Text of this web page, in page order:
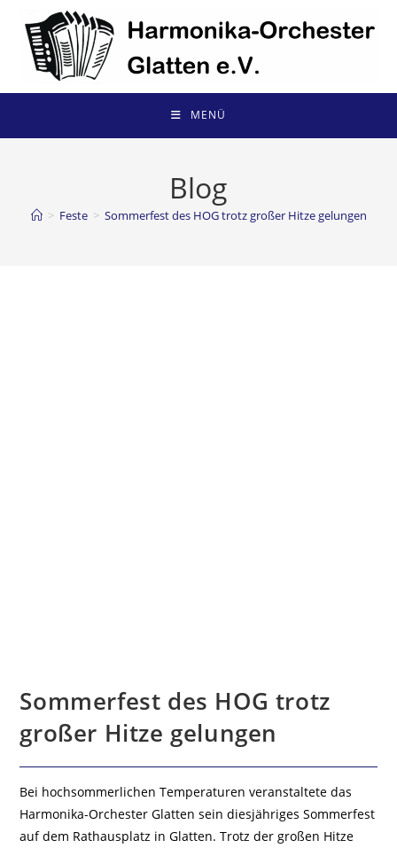
Inhalt
springen
MENÜ
Blog
> Feste > Sommerfest des HOG trotz großer Hitze gelungen
Sommerfest des HOG trotz
großer Hitze gelungen
Bei hochsommerlichen Temperaturen veranstaltete das
Harmonika-Orchester Glatten sein diesjähriges Sommerfest
auf dem Rathausplatz in Glatten. Trotz der großen Hitze